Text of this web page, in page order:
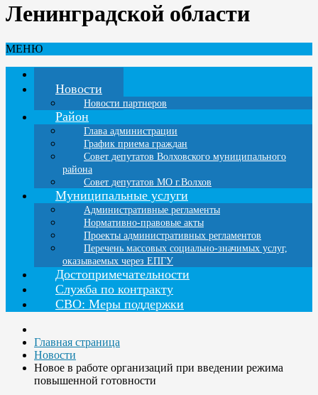
Ленинградской области
МЕНЮ
Новости
Новости партнеров
Район
Глава администрации
График приема граждан
Совет депутатов Волховского муниципального
района
Совет депутатов МО г.Волхов
Муниципальные услуги
Административные регламенты
Нормативно-правовые акты
Проекты административных регламентов
Перечень массовых социально-значимых услуг,
оказываемых через ЕПГУ
Достопримечательности
Служба по контракту
СВО: Меры поддержки
Главная страница
Новости
Новое в работе организаций при введении режима
повышенной готовности